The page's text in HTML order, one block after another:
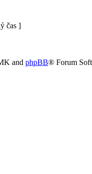
čas ]
and phpBB® Forum